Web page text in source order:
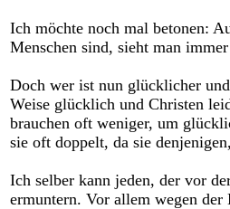
Ich möchte noch mal betonen:
Menschen sind, sieht man
Doch wer ist nun glücklicher
Weise glücklich und Christen
brauchen oft weniger, um
sie oft doppelt, da sie
Ich selber kann jeden, der vor
ermuntern. Vor allem wegen